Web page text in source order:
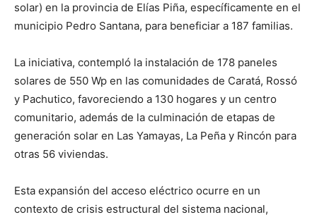
solar) en la provincia de Elías Piña, específicamente en el
municipio Pedro Santana, para beneficiar a 187 familias.
La iniciativa, contempló la instalación de 178 paneles
solares de 550 Wp en las comunidades de Caratá, Rossó
y Pachutico, favoreciendo a 130 hogares y un centro
comunitario, además de la culminación de etapas de
generación solar en Las Yamayas, La Peña y Rincón para
otras 56 viviendas.
Esta expansión del acceso eléctrico ocurre en un
contexto de crisis estructural del sistema nacional,